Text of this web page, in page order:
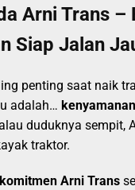
Arni Trans –
Siap Jalan
penting saat naik
adalah…
duduknya sempit,
traktor.
komitmen Arni Trans